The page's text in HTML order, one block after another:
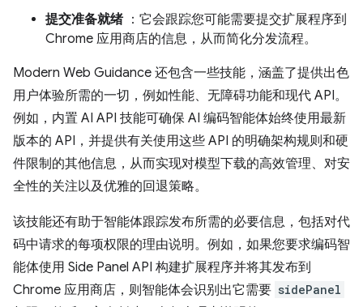
提交准备就绪 ：它会跟踪您可能需要提交扩展程序到
Chrome 应用商店的信息，从而简化分发流程。
Modern Web Guidance 还包含一些技能，涵盖了提供出色
用户体验所需的一切，例如性能、无障碍功能和现代 API。
例如，内置 AI API 技能可确保 AI 编码智能体始终使用最新
版本的 API，并提供有关使用这些 API 的明确架构规则和硬
件限制的其他信息，从而实现对模型下载的高效管理、对安
全性的关注以及优雅的回退策略。
该技能还有助于智能体跟踪发布所需的必要信息，包括对代
码中请求的每项权限的理由说明。例如，如果您要求编码智
能体使用 Side Panel API 构建扩展程序并将其发布到
Chrome 应用商店，则智能体会识别出它需要 sidePanel